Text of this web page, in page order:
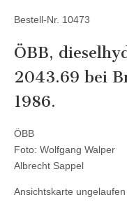
Bestell-Nr. 10473
ÖBB,
2043.69 bei
1986.
ÖBB
Foto: Wolfgang Walper
Albrecht Sappel
Ansichtskarte